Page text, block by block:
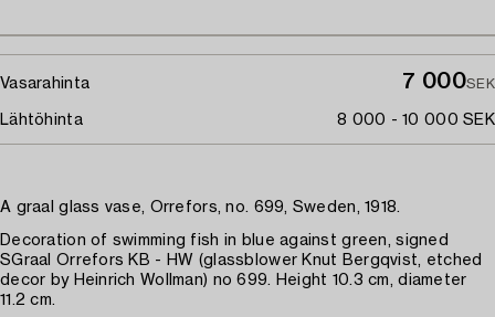
Vasarahinta 7 000SEK
Lähtöhinta 8 000 - 10 000 SEK
A graal glass vase, Orrefors, no. 699, Sweden, 1918.
Decoration of swimming fish in blue against green, signed
SGraal Orrefors KB - HW (glassblower Knut Bergqvist, etched
decor by Heinrich Wollman) no 699. Height 10.3 cm, diameter
11.2 cm.